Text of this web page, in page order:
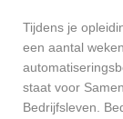
Tijdens je
een aantal
staat voor
Bedrijfsleven.